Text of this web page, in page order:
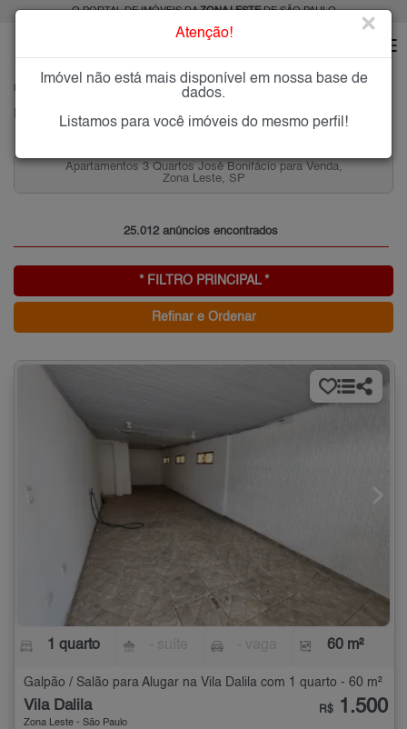
O PORTAL DE IMÓVEIS DAZONA LESTEDE SÃO PAULO
PESQUISA: Imóveis na Zona Leste de SP
Aluguel de Apartamentos 2 quartos, Ermelino Matarazzo,
Zona Leste, SP
25.012 anúncios encontrados
* FILTRO PRINCIPAL *
Refinar e Ordenar
1 quarto 60 m²
Galpão / Salão para Alugar na Vila Dalila com 1 quarto - 60 m²
Vila Dalila
Zona Leste - São Paulo
R$ 1.500
Atenção! ×
Imóvel não está mais disponível em nossa base de
dados.
Listamos para você imóveis do mesmo perfil!